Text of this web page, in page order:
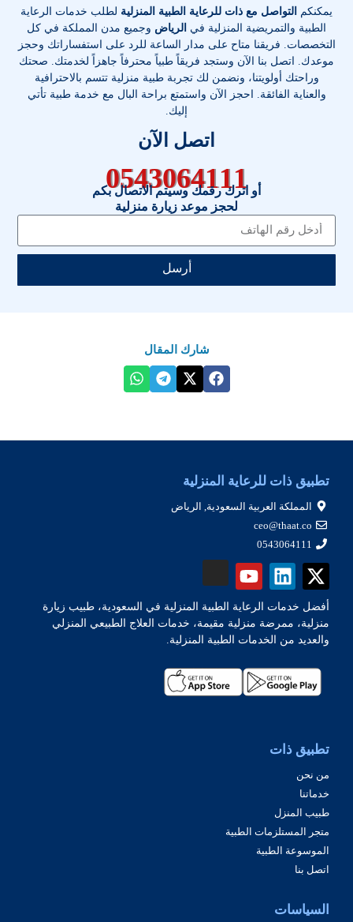
يمكنكم التواصل مع ذات للرعاية الطبية المنزلية لطلب خدمات الرعاية
الطبية والتمريضية المنزلية في الرياض وجميع مدن المملكة في كل
التخصصات. فريقنا متاح على مدار الساعة للرد على استفساراتك وحجز
موعدك. اتصل بنا الآن وستجد فريقاً طبياً محترفاً جاهزاً لخدمتك. صحتك
وراحتك أولويتنا، ونضمن لك تجربة طبية منزلية تتسم بالاحترافية
والعناية الفائقة. احجز الآن واستمتع براحة البال مع خدمة طبية تأتي
إليك.
اتصل الآن
0543064111
أو اترك رقمك وسيتم الاتصال بكم
لحجز موعد زيارة منزلية
أرسل
شارك المقال
تطبيق ذات للرعاية المنزلية
المملكة العربية السعودية, الرياض
ceo@thaat.co
0543064111
أفضل خدمات الرعاية الطبية المنزلية في السعودية، طبيب زيارة
منزلية، ممرضة منزلية مقيمة، خدمات العلاج الطبيعي المنزلي
والعديد من الخدمات الطبية المنزلية.
تطبيق ذات
من نحن
خدماتنا
طبيب المنزل
متجر المستلزمات الطبية
الموسوعة الطبية
اتصل بنا
السياسات